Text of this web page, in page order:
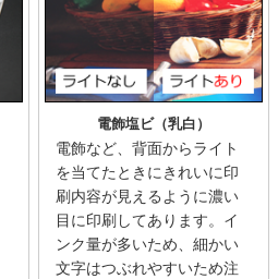
電飾塩ビ（乳白）
電飾など、背面からライト
を当てたときにきれいに印
刷内容が見えるように濃い
目に印刷してあります。イ
ンク量が多いため、細かい
文字はつぶれやすいため注